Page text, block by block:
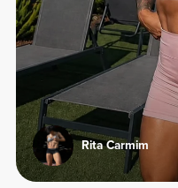
Rita Carmim